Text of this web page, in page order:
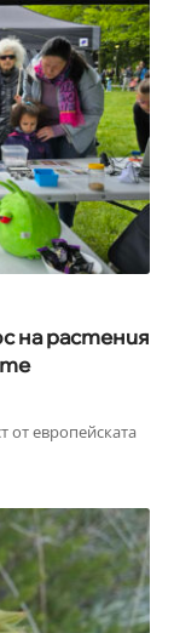
на растения
от европейската